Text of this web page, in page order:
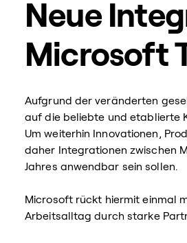
Neue
Microsoft
Aufgrund der veränderten
auf die beliebte und etablierte
Um weiterhin Innovationen,
daher Integrationen zwischen
Jahres anwendbar sein sollen.
Microsoft rückt hiermit einmal
Arbeitsalltag durch starke